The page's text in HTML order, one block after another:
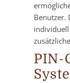
Benutzer.
PIN-